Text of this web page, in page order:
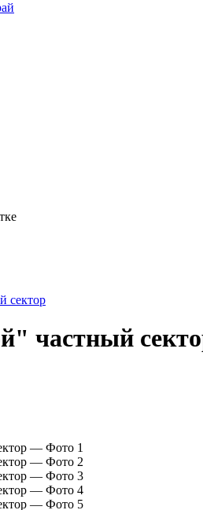
сектор
частный